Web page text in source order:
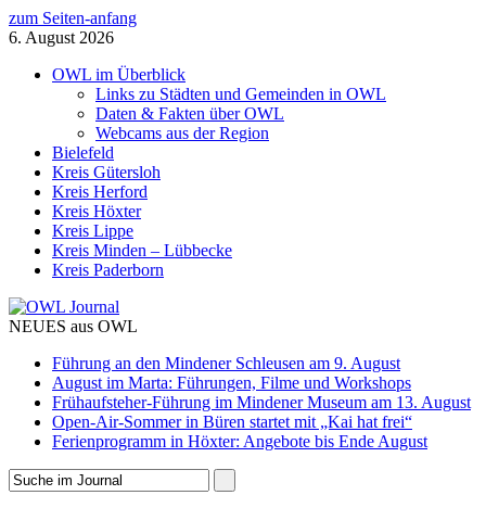
zum Seiten-anfang
6. August 2026
OWL im Überblick
Links zu Städten und Gemeinden in OWL
Daten & Fakten über OWL
Webcams aus der Region
Bielefeld
Kreis Gütersloh
Kreis Herford
Kreis Höxter
Kreis Lippe
Kreis Minden – Lübbecke
Kreis Paderborn
NEUES aus OWL
Führung an den Mindener Schleusen am 9. August
August im Marta: Führungen, Filme und Workshops
Frühaufsteher-Führung im Mindener Museum am 13. August
Open-Air-Sommer in Büren startet mit „Kai hat frei“
Ferienprogramm in Höxter: Angebote bis Ende August